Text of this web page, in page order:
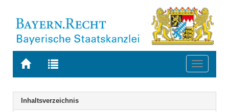
Zur
BAYERN.RECHT
Zur
letzten
Suche
Toggle
Navigation
Inhaltsverzeichnis